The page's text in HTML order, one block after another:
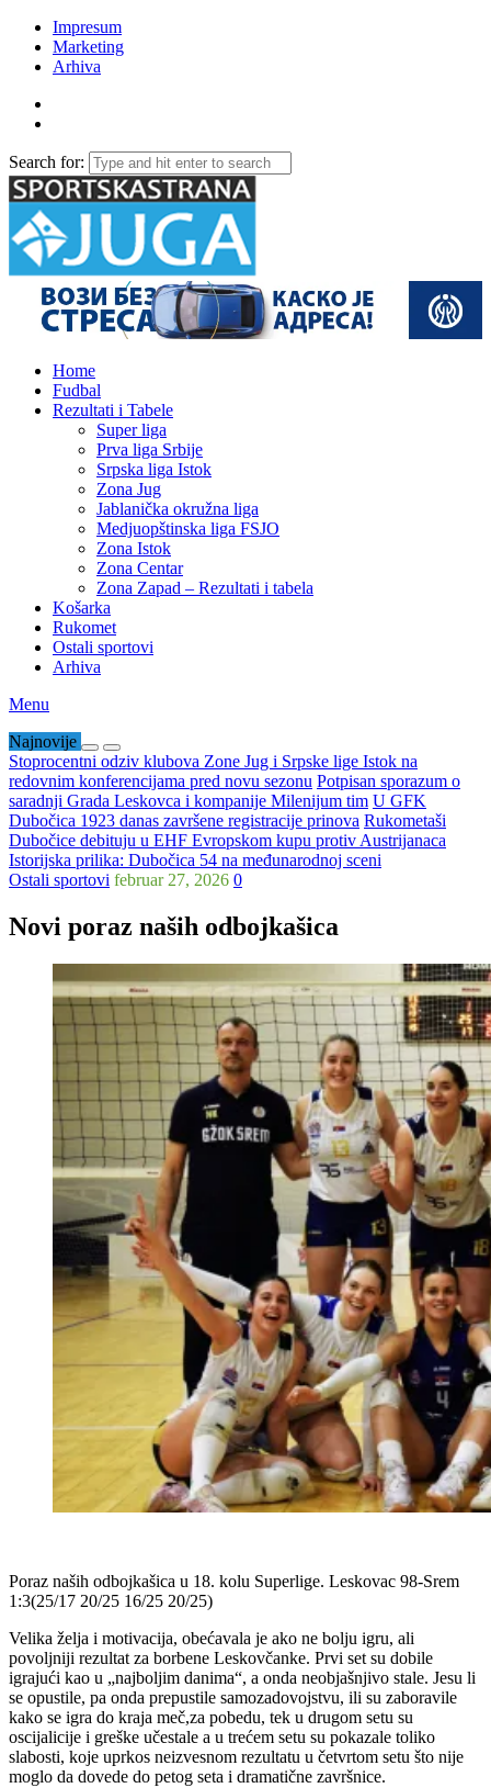
Impresum
Marketing
Arhiva
Search for:
Home
Fudbal
Rezultati i Tabele
Super liga
Prva liga Srbije
Srpska liga Istok
Zona Jug
Jablanička okružna liga
Medjuopštinska liga FSJO
Zona Istok
Zona Centar
Zona Zapad – Rezultati i tabela
Košarka
Rukomet
Ostali sportovi
Arhiva
Menu
Najnovije
Stoprocentni odziv klubova Zone Jug i Srpske lige Istok na
redovnim konferencijama pred novu sezonu Potpisan sporazum o
saradnji Grada Leskovca i kompanije Milenijum tim U GFK
Dubočica 1923 danas završene registracije prinova Rukometaši
Dubočice debituju u EHF Evropskom kupu protiv Austrijanaca
Istorijska prilika: Dubočica 54 na međunarodnoj sceni
Ostali sportovi februar 27, 2026 0
Novi poraz naših odbojkašica
Poraz naših odbojkašica u 18. kolu Superlige. Leskovac 98-Srem
1:3(25/17 20/25 16/25 20/25)
Velika želja i motivacija, obećavala je ako ne bolju igru, ali
povoljniji rezultat za borbene Leskovčanke. Prvi set su dobile
igrajući kao u „najboljim danima“, a onda neobjašnjivo stale. Jesu li
se opustile, pa onda prepustile samozadovojstvu, ili su zaboravile
kako se igra do kraja meč,za pobedu, tek u drugom setu su
oscijalicije i greške učestale a u trećem setu su pokazale toliko
slabosti, koje uprkos neizvesnom rezultatu u četvrtom setu što nije
moglo da dovede do petog seta i dramatične završnice.